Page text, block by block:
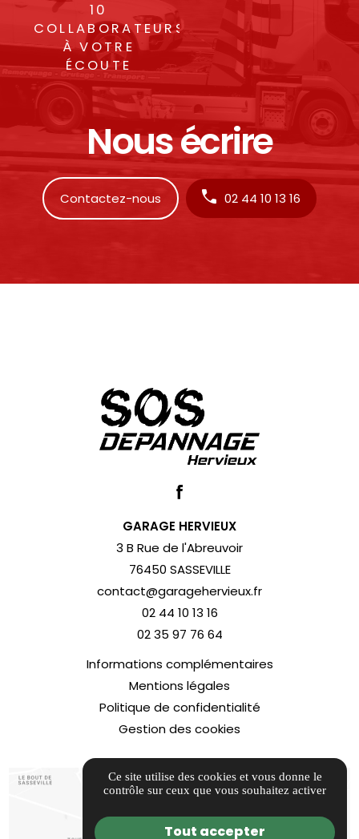
10
COLLABORATEURS
À VOTRE
ÉCOUTE
Nous écrire
Contactez-nous 02 44 10 13 16
GARAGE HERVIEUX
3 B Rue de l'Abreuvoir
76450 SASSEVILLE
contact@garagehervieux.fr
02 44 10 13 16
02 35 97 76 64
Informations complémentaires
Mentions légales
Politique de confidentialité
Gestion des cookies
Ce site utilise des cookies et vous donne le
contrôle sur ceux que vous souhaitez activer
Tout accepter